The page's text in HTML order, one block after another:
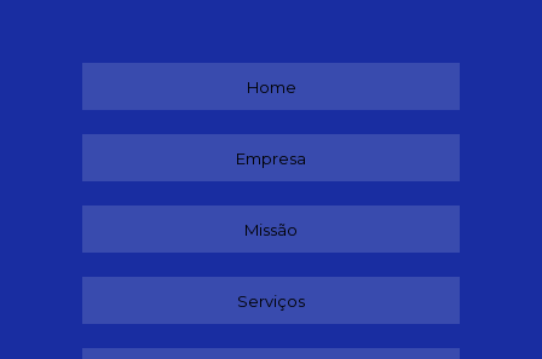
Home
Empresa
Missão
Serviços